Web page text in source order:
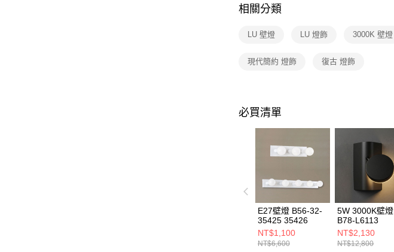
相關分類
LU 壁燈 LU 燈飾 3000K 壁燈
現代簡約 燈飾 復古 燈飾
必買清單
E27壁燈 B56-32-
35425 35426
NT$1,100
NT$6,600
5W 3000K壁燈
B78-L6113
NT$2,130
NT$12,800